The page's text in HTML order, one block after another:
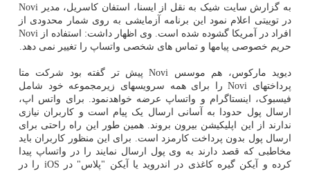
به گزارش سایت شیک به نقل از ایسنا، استفان کاسریل، مدیر Novi
در توییتی اعلام نمود این برنامه آزمایشی به روی شمار محدودی از
افراد در آمریکا گشوده شده است. وی اظهار داشت: استفاده از Novi
حریم خصوصی پیامها و تماس های شخصی واتساپ را تغییر نمی دهد.
دیوید مارکوس، هم موسس Novi پیش تر گفته بود شرکت متا
پرداختهای Novi را برای همه سرویسهای زیرمجموعه خود شامل
فیسبوک، اینستاگرام و واتساپ عرضه خواهدنمود. برای واتس اپ،
ارسال پول حدودا به آسانی ارسال یک پیام است و کاربران نیازی
ندارند از این اپلیکیشن بیرون بروند. همین طور این راه راحتی برای
ارسال پول بدون پرداخت کارمزد است. برای این منظور کاربران باید
مخاطبی که قصد دارند به وی پول ارسال نمایند را در واتساپ پیدا
کرده و آیکن گیره کاغذی در اندروید یا آیکن "پلاس" در iOS را در